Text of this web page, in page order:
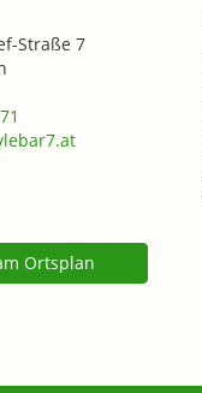
Straße 7
Ortsplan